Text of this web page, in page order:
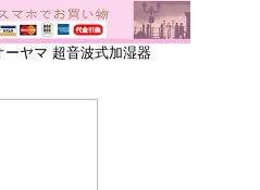
ーヤマ 超音波式加湿器